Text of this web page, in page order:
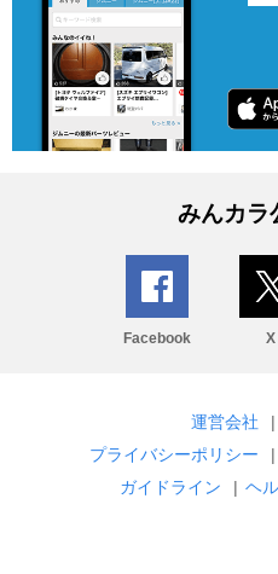
みんカラ
Facebook X
運営会社 |
プライバシーポリシー
|
ガイドライン
| ヘ